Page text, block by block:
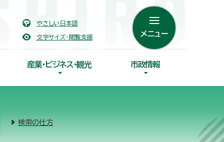
やさしい日本語
文字サイズ・閲覧支援 メニュー
産業・ビジネス・観光 市政情報
検索の仕方